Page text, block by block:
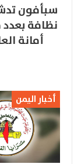
سبأفون
نظافة بعدد
أمانة
أخبار اليمن